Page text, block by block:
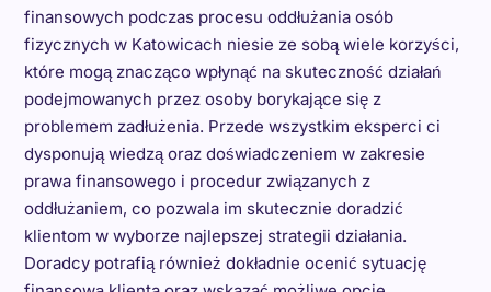
finansowych podczas procesu oddłużania osób
fizycznych w Katowicach niesie ze sobą wiele korzyści,
które mogą znacząco wpłynąć na skuteczność działań
podejmowanych przez osoby borykające się z
problemem zadłużenia. Przede wszystkim eksperci ci
dysponują wiedzą oraz doświadczeniem w zakresie
prawa finansowego i procedur związanych z
oddłużaniem, co pozwala im skutecznie doradzić
klientom w wyborze najlepszej strategii działania.
Doradcy potrafią również dokładnie ocenić sytuację